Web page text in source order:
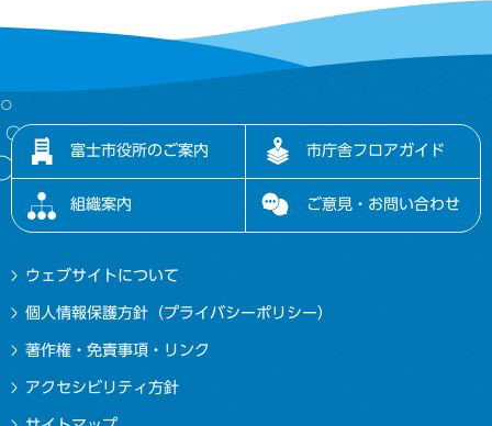
富士市役所のご案内 市庁舎フロアガイド
組織案内 ご意見・お問い合わせ
ウェブサイトについて
個人情報保護方針（プライバシーポリシー）
著作権・免責事項・リンク
アクセシビリティ方針